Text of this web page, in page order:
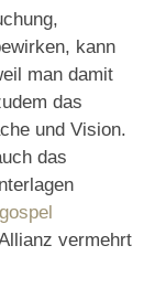
kann
man damit
das
und Vision.
das
vermehrt